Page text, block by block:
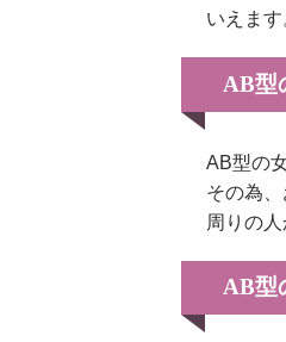
いえます
AB型
AB型の
その為
周りの
AB型